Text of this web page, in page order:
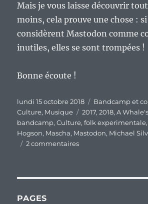
Mais je vous laisse découvrir
moins, cela prouve une chose :
considèrent Mastodon comme
inutiles, elles se sont trompées !
Bonne écoute !
Publié
le
lundi 15 octobre 2018 Catégories
Bandcamp et
Culture, Musique Étiquettes
2017,2018,A
bandcamp,Culture,folk experimentale
Hogson, Mascha, Mastodon, Michael
2 commentairessur
PAGES